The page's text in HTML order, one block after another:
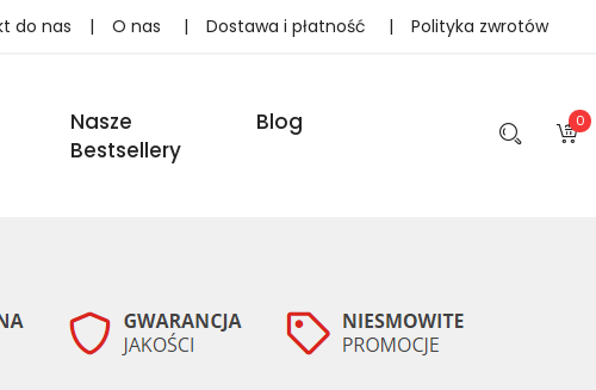
do nas | O nas | Dostawa i płatność | Polityka zwrotów
Nasze
Bestsellery
Blog 0